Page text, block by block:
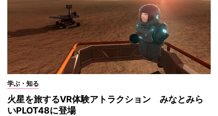
学ぶ・知る
火星を旅するVR体験アトラクション みなとみら
いPLOT48に登場